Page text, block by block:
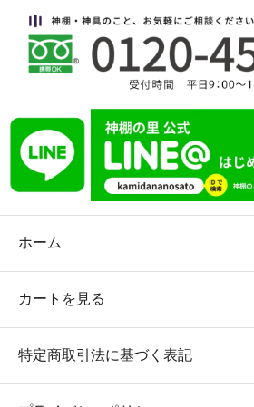
ホーム
カートを見る
特定商取引法に基づく表記